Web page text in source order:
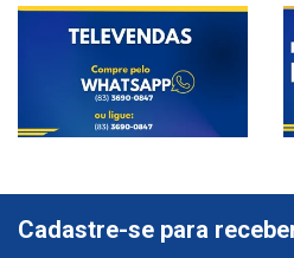
Cadastre-se para